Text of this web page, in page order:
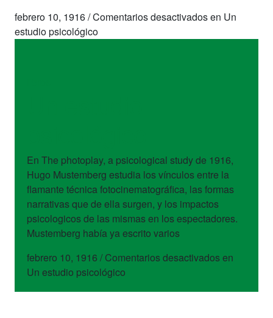
febrero 10, 1916/Comentarios desactivadosen Un
estudio psicológico
En The photoplay, a psicological study de 1916,
Hugo Mustemberg estudia los vínculos entre la
flamante técnica fotocinematográfica, las formas
narrativas que de ella surgen, y los impactos
psicologicos de las mismas en los espectadores.
Mustemberg había ya escrito varios
febrero 10, 1916 / Comentarios desactivadosen
Un estudio psicológico